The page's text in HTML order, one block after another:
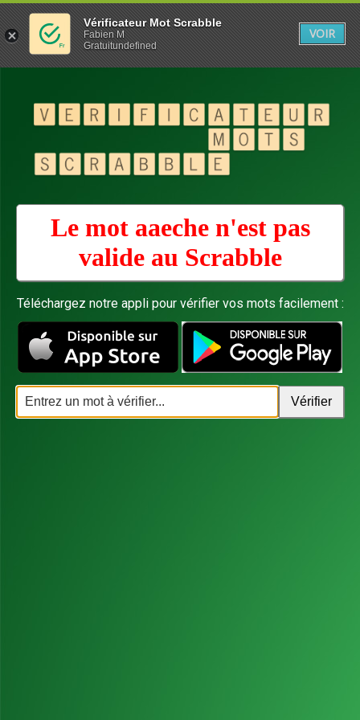
Le mot aaeche n'est pas
valide au Scrabble
Téléchargez notre appli pour vérifier vos mots facilement :
Vérificateur Mot Scrabble
Fabien M
Gratuitundefined
VOIR